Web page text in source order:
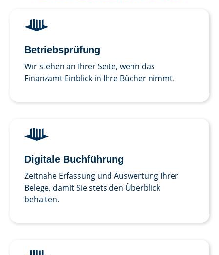
Betriebs­prüfung
Wir stehen an Ihrer Seite, wenn das
Finanzamt Einblick in Ihre Bücher nimmt.
Digitale Buch­führung
Zeitnahe Erfassung und Auswertung Ihrer
Belege, damit Sie stets den Überblick
behalten.